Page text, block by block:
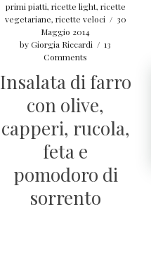
primi piatti, ricette light, ricette
vegetariane, ricette veloci / 30
Maggio 2014
byGiorgia Riccardi / 13
Comments
Insalata di farro
con olive,
capperi, rucola,
feta e
pomodoro di
sorrento